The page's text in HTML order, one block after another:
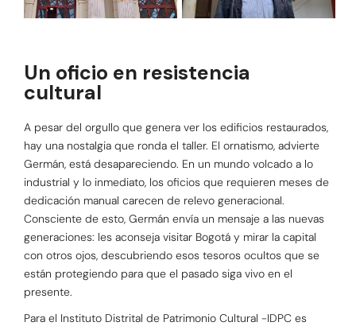
Un oficio en resistencia
cultural
A pesar del orgullo que genera ver los edificios restaurados,
hay una nostalgia que ronda el taller. El ornatismo, advierte
Germán, está desapareciendo. En un mundo volcado a lo
industrial y lo inmediato, los oficios que requieren meses de
dedicación manual carecen de relevo generacional.
Consciente de esto, Germán envía un mensaje a las nuevas
generaciones: les aconseja visitar Bogotá y mirar la capital
con otros ojos, descubriendo esos tesoros ocultos que se
están protegiendo para que el pasado siga vivo en el
presente.
Para el Instituto Distrital de Patrimonio Cultural -IDPC es